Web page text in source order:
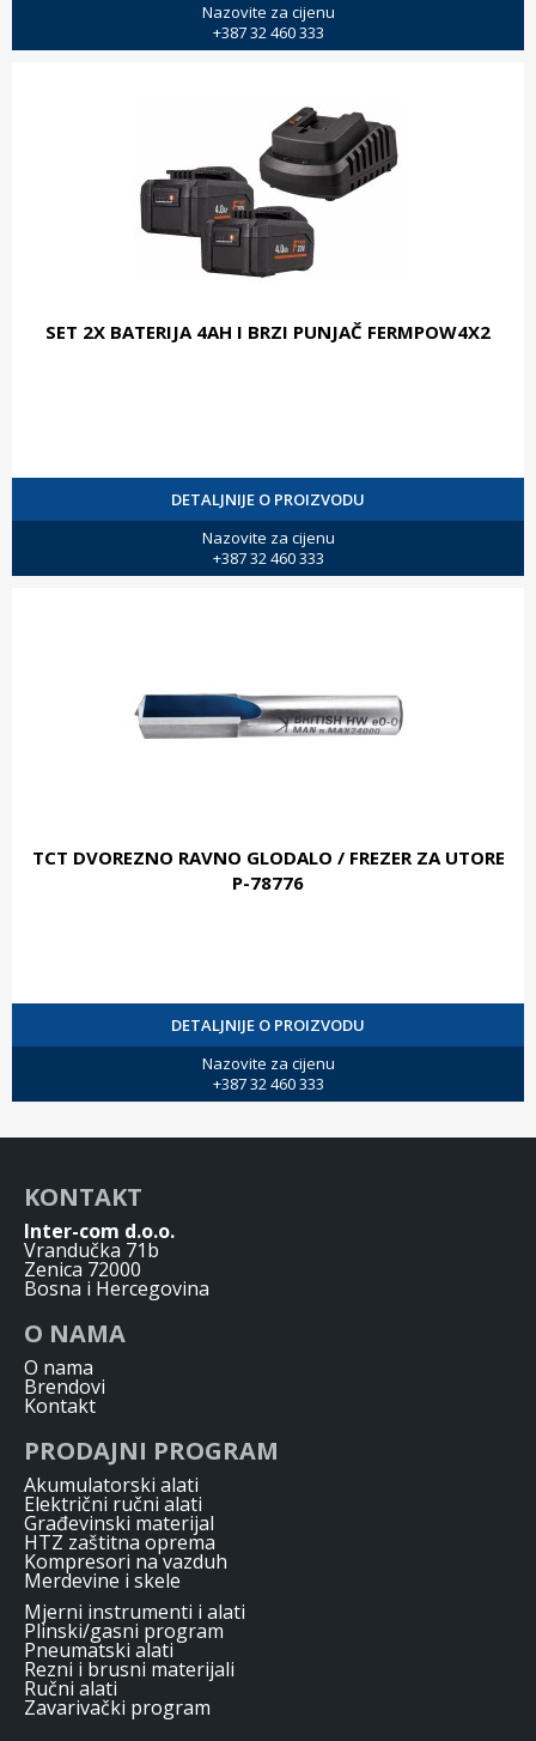
Nazovite za cijenu
+387 32 460 333
SET 2X BATERIJA 4AH I BRZI PUNJAČ FERMPOW4X2
DETALJNIJE O PROIZVODU
Nazovite za cijenu
+387 32 460 333
TCT DVOREZNO RAVNO GLODALO / FREZER ZA UTORE
P-78776
DETALJNIJE O PROIZVODU
Nazovite za cijenu
+387 32 460 333
KONTAKT
Inter-com d.o.o.
Vrandučka 71b
Zenica 72000
Bosna i Hercegovina
O NAMA
O nama
Brendovi
Kontakt
PRODAJNI PROGRAM
Akumulatorski alati
Električni ručni alati
Građevinski materijal
HTZ zaštitna oprema
Kompresori na vazduh
Merdevine i skele
Mjerni instrumenti i alati
Plinski/gasni program
Pneumatski alati
Rezni i brusni materijali
Ručni alati
Zavarivački program